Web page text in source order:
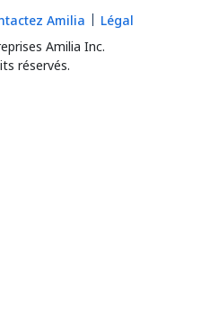
Amilia Inc.
réservés.
Amilia Légal